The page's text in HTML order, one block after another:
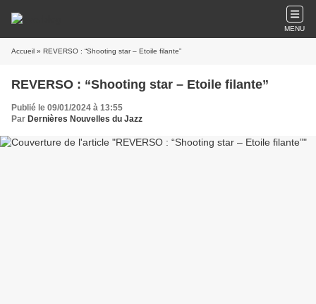
MENU
Accueil » REVERSO : “Shooting star – Etoile filante”
REVERSO : “Shooting star – Etoile filante”
Publié le 09/01/2024 à 13:55
Par Dernières Nouvelles du Jazz